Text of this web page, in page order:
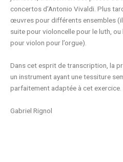
concertos d’Antonio Vivaldi. Plus
œuvres pour différents ensembles
suite pour violoncelle pour le luth,
pour violon pour l’orgue).
Dans cet esprit de transcription, la
un instrument ayant une tessiture
parfaitement adaptée à cet exercice.
Gabriel Rignol